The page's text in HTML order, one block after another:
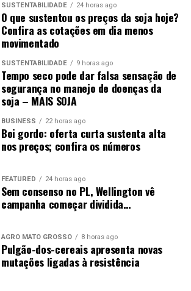
SUSTENTABILIDADE 24 horas ago
O que sustentou os preços da soja hoje?
Confira as cotações em dia menos
movimentado
SUSTENTABILIDADE 9 horas ago
Tempo seco pode dar falsa sensação de
segurança no manejo de doenças da
soja – MAIS SOJA
BUSINESS 22 horas ago
Boi gordo: oferta curta sustenta alta
nos preços; confira os números
FEATURED 24 horas ago
Sem consenso no PL, Wellington vê
campanha começar dividida…
AGRO MATO GROSSO 8 horas ago
Pulgão-dos-cereais apresenta novas
mutações ligadas à resistência